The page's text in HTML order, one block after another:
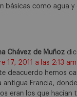
básicas como agua y
Chávez de Muñoz
17, 2011 a las 2:13 am
deacuerdo hemos
antigua Francia,
eran los que hacían